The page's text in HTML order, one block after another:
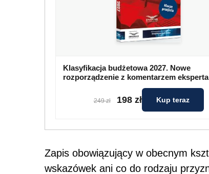
Klasyfikacja budżetowa 2027. Nowe
rozporządzenie z komentarzem eksperta
249 zł 198 zł Kup teraz
Zapis obowiązujący w obecnym
wskazówek ani co do rodzaju